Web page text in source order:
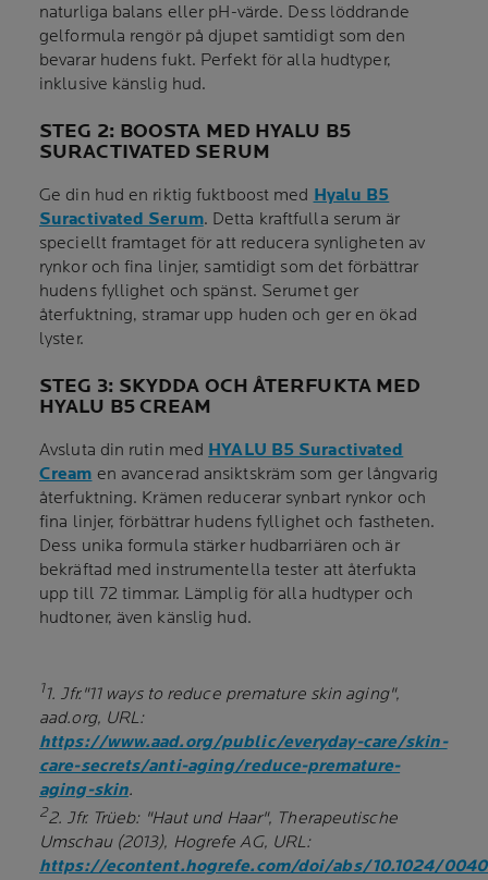
naturliga balans eller pH-värde. Dess löddrande
gelformula rengör på djupet samtidigt som den
bevarar hudens fukt. Perfekt för alla hudtyper,
inklusive känslig hud.
STEG 2: BOOSTA MED HYALU B5
SURACTIVATED SERUM
Ge din hud en riktig fuktboost med Hyalu B5
Suractivated Serum. Detta kraftfulla serum är
speciellt framtaget för att reducera synligheten av
rynkor och fina linjer, samtidigt som det förbättrar
hudens fyllighet och spänst. Serumet ger
återfuktning, stramar upp huden och ger en ökad
lyster.
STEG 3: SKYDDA OCH ÅTERFUKTA MED
HYALU B5 CREAM
Avsluta din rutin med HYALU B5 Suractivated
Cream en avancerad ansiktskräm som ger långvarig
återfuktning. Krämen reducerar synbart rynkor och
fina linjer, förbättrar hudens fyllighet och fastheten.
Dess unika formula stärker hudbarriären och är
bekräftad med instrumentella tester att återfukta
upp till 72 timmar. Lämplig för alla hudtyper och
hudtoner, även känslig hud.
11. Jfr."11 ways to reduce premature skin aging",
aad.org, URL:
https://www.aad.org/public/everyday-care/skin-
care-secrets/anti-aging/reduce-premature-
aging-skin.
22. Jfr. Trüeb: "Haut und Haar", Therapeutische
Umschau (2013), Hogrefe AG, URL:
https://econtent.hogrefe.com/doi/abs/10.1024/